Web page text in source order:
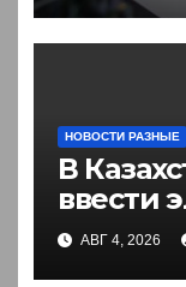
НОВОСТИ РАЗНЫЕ
В
ввести
АВГ 4, 2026